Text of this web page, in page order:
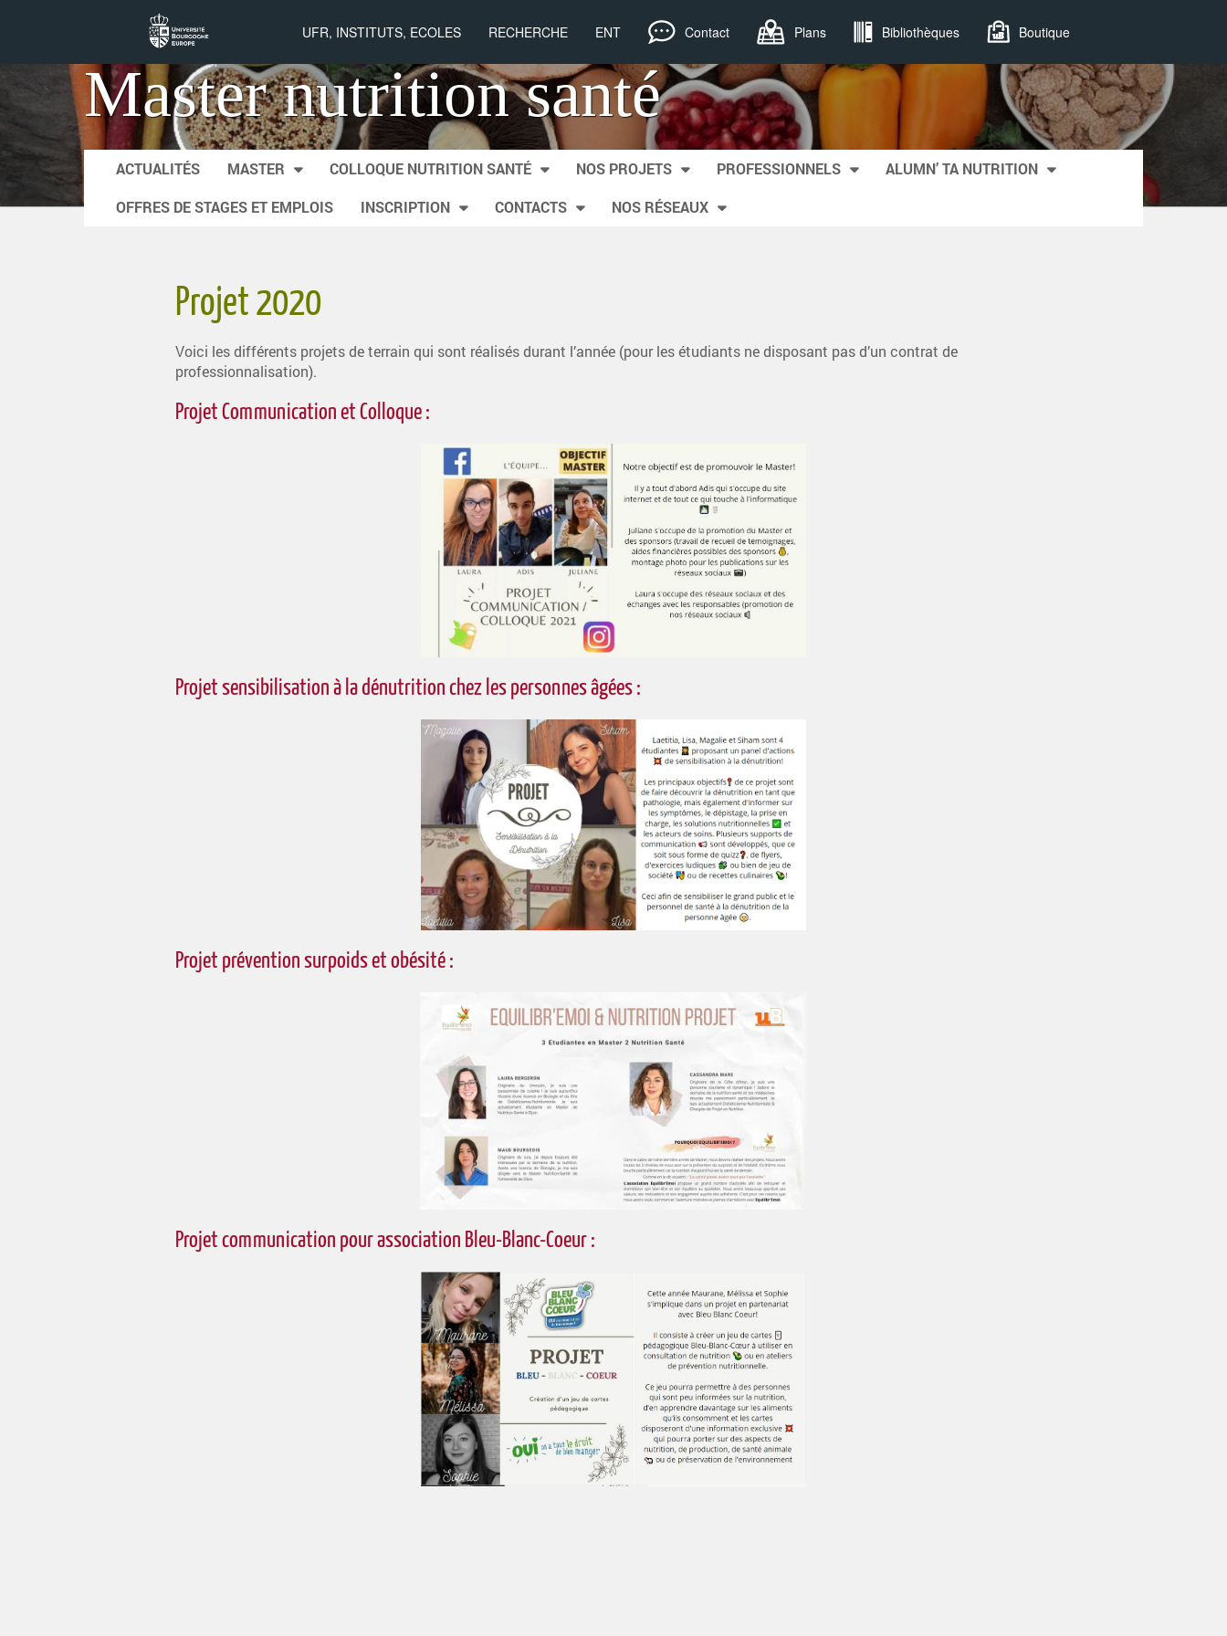
UFR, INSTITUTS, ECOLES RECHERCHE ENT Contact Plans Bibliothèques Boutique
Master nutrition santé
Main menu
Skip to content
ACTUALITÉS MASTER COLLOQUE NUTRITION SANTÉ NOS PROJETS PROFESSIONNELS
ALUMN’ TA NUTRITION
OFFRES DE STAGES ET EMPLOIS
INSCRIPTION CONTACTS NOS RÉSEAUX
Projet 2020
Voici les différents projets de terrain qui sont réalisés durant l’année (pour les étudiants ne disposant pas d’un contrat de
professionnalisation).
Projet Communication et Colloque :
Projet sensibilisation à la dénutrition chez les personnes âgées :
Projet prévention surpoids et obésité :
Projet communication pour association Bleu-Blanc-Coeur :